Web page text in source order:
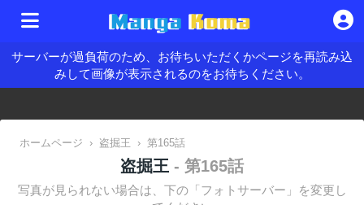
サーバーが過負荷のため、お待ちいただくかページを再読み込
みして画像が表示されるのをお待ちください。
ホームページ › 盗掘王 › 第165話
盗掘王 - 第165話
写真が見られない場合は、下の「フォトサーバー」を変更し